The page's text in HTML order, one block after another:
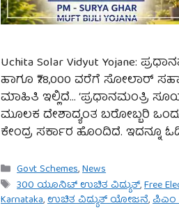
Uchita Solar Vidyut
ಹಾಗೂ ₹78,000 ವರೆಗೆ ಸೋಲಾರ್
ಮಾಹಿತಿ ಇಲ್ಲಿದೆ… ‘ಪ್ರಧಾನಮಂತ್ರಿ
ಮೂಲಕ ದೇಶಾದ್ಯಂತ ಬರೋಬ್ಬರಿ
ಕೇಂದ್ರ ಸರ್ಕಾರ ಹೊಂದಿದೆ. ಇದನ್ನೂ ಓದಿ:
Categories
Govt Schemes,News
Tags
300 ಯೂನಿಟ್ ಉಚಿತ ವಿದ್ಯುತ್,Free
Karnataka,ಉಚಿತ ವಿದ್ಯುತ್ ಯೋಜನೆ,